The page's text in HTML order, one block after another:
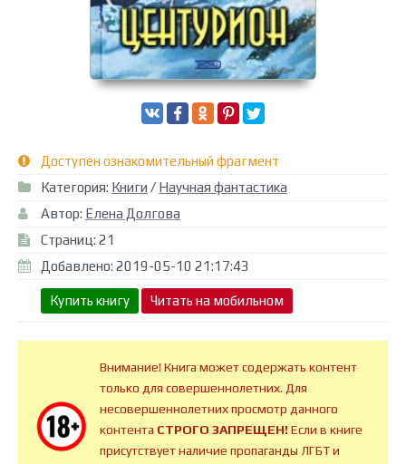
Доступен ознакомительный фрагмент
Категория: Книги / Научная фантастика
Автор: Елена Долгова
Страниц: 21
Добавлено: 2019-05-10 21:17:43
Купить книгу Читать на мобильном
Внимание! Книга может содержать контент
только для совершеннолетних. Для
несовершеннолетних просмотр данного
контента СТРОГО ЗАПРЕЩЕН!Если в книге
присутствует наличие пропаганды ЛГБТ и